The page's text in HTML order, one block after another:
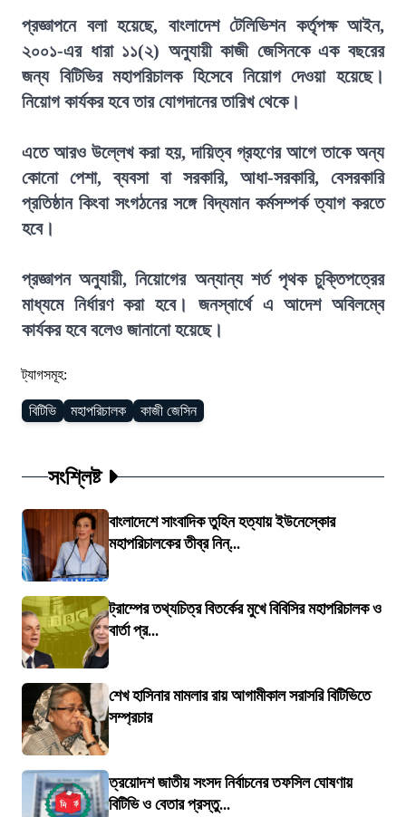
প্রজ্ঞাপনে বলা হয়েছে, বাংলাদেশ টেলিভিশন কর্তৃপক্ষ আইন,
২০০১-এর ধারা ১১(২) অনুযায়ী কাজী জেসিনকে এক বছরের
জন্য বিটিভির মহাপরিচালক হিসেবে নিয়োগ দেওয়া হয়েছে।
নিয়োগ কার্যকর হবে তার যোগদানের তারিখ থেকে।
এতে আরও উল্লেখ করা হয়, দায়িত্ব গ্রহণের আগে তাকে অন্য
কোনো পেশা, ব্যবসা বা সরকারি, আধা-সরকারি, বেসরকারি
প্রতিষ্ঠান কিংবা সংগঠনের সঙ্গে বিদ্যমান কর্মসম্পর্ক ত্যাগ করতে
হবে।
প্রজ্ঞাপন অনুযায়ী, নিয়োগের অন্যান্য শর্ত পৃথক চুক্তিপত্রের
মাধ্যমে নির্ধারণ করা হবে। জনস্বার্থে এ আদেশ অবিলম্বে
কার্যকর হবে বলেও জানানো হয়েছে।
ট্যাগসমূহ:
বিটিভি মহাপরিচালক কাজী জেসিন
সংশ্লিষ্ট
বাংলাদেশে সাংবাদিক তুহিন হত্যায় ইউনেস্কোর
মহাপরিচালকের তীব্র নিন্...
ট্রাম্পের তথ্যচিত্র বিতর্কের মুখে বিবিসির মহাপরিচালক ও
বার্তা প্র...
শেখ হাসিনার মামলার রায় আগামীকাল সরাসরি বিটিভিতে
সম্প্রচার
ত্রয়োদশ জাতীয় সংসদ নির্বাচনের তফসিল ঘোষণায়
বিটিভি ও বেতার প্রস্তু...